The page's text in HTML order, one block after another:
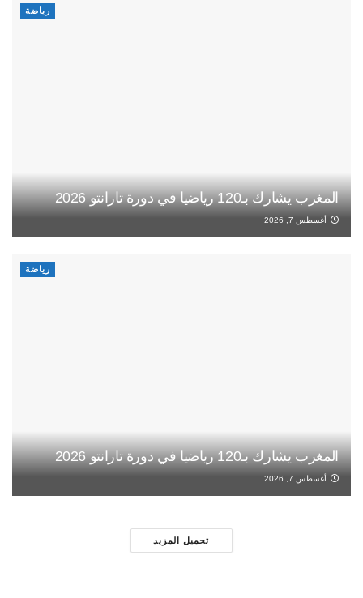
رياضة
المغرب يشارك بـ120 رياضيا في دورة تارانتو 2026
أغسطس 7, 2026
رياضة
المغرب يشارك بـ120 رياضيا في دورة تارانتو 2026
أغسطس 7, 2026
تحميل المزيد